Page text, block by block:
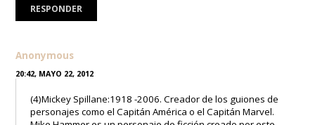
RESPONDER
Anonymous
20:42, MAYO 22, 2012
(4)Mickey Spillane:1918 -2006. Creador de los guiones de
personajes como el Capitán América o el Capitán Marvel.